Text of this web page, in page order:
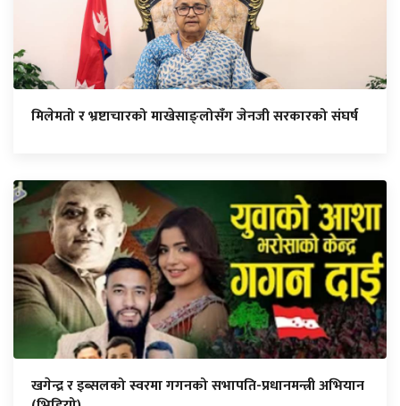
मिलेमतो र भ्रष्टाचारको माखेसाङ्लोसँग जेनजी सरकारको संघर्ष
खगेन्द्र र इब्सलको स्वरमा गगनको सभापति-प्रधानमन्त्री अभियान